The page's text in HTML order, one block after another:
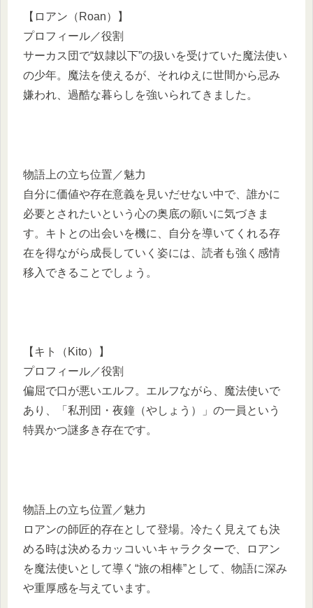
【ロアン（Roan）】
プロフィール／役割
サーカス団で“奴隷以下”の扱いを受けていた魔法使い
の少年。魔法を使えるが、それゆえに世間から忌み
嫌われ、過酷な暮らしを強いられてきました。
物語上の立ち位置／魅力
自分に価値や存在意義を見いだせない中で、誰かに
必要とされたいという心の奥底の願いに気づきま
す。キトとの出会いを機に、自分を導いてくれる存
在を得ながら成長していく姿には、読者も強く感情
移入できることでしょう。
【キト（Kito）】
プロフィール／役割
偏屈で口が悪いエルフ。エルフながら、魔法使いで
あり、「私刑団・夜鐘（やしょう）」の一員という
特異かつ謎多き存在です。
物語上の立ち位置／魅力
ロアンの師匠的存在として登場。冷たく見えても決
める時は決めるカッコいいキャラクターで、ロアン
を魔法使いとして導く“旅の相棒”として、物語に深み
や重厚感を与えています。